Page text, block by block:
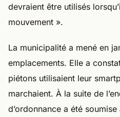
devraient être utilisés
mouvement ».
La municipalité a mené en
emplacements. Elle a
piétons utilisaient leur
marchaient. À la suite de
d’ordonnance a été